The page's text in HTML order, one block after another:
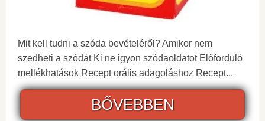
Mit kell tudni a szóda bevételéről? Amikor nem
szedheti a szódát Ki ne igyon szódaoldatot Előforduló
mellékhatások Recept orális adagoláshoz Recept...
BŐVEBBEN